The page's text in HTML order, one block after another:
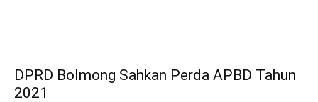
DPRD Bolmong Sahkan Perda APBD Tahun
2021